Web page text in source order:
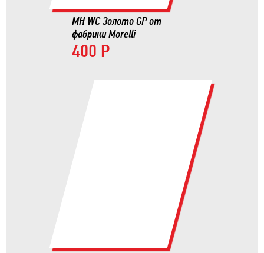
MH WC Золото GP от
фабрики Morelli
400 Р